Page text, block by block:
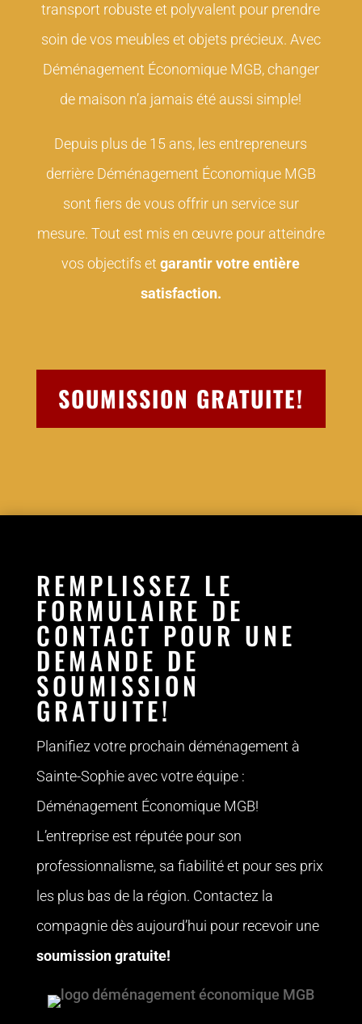
transport robuste et polyvalent pour prendre
soin de vos meubles et objets précieux. Avec
Déménagement Économique MGB, changer
de maison n’a jamais été aussi simple!
Depuis plus de 15 ans, les entrepreneurs
derrière Déménagement Économique MGB
sont fiers de vous offrir un service sur
mesure. Tout est mis en œuvre pour atteindre
vos objectifs etgarantir votre entière
satisfaction.
SOUMISSION GRATUITE!
REMPLISSEZ LE
FORMULAIRE DE
CONTACT POUR UNE
DEMANDE DE
SOUMISSION
GRATUITE!
Planifiez votre prochain déménagement à
Sainte-Sophie avec votre équipe :
Déménagement Économique MGB!
L’entreprise est réputée pour son
professionnalisme, sa fiabilité et pour ses prix
les plus bas de la région. Contactez la
compagniedès aujourd’hui pour recevoir une
soumission gratuite!